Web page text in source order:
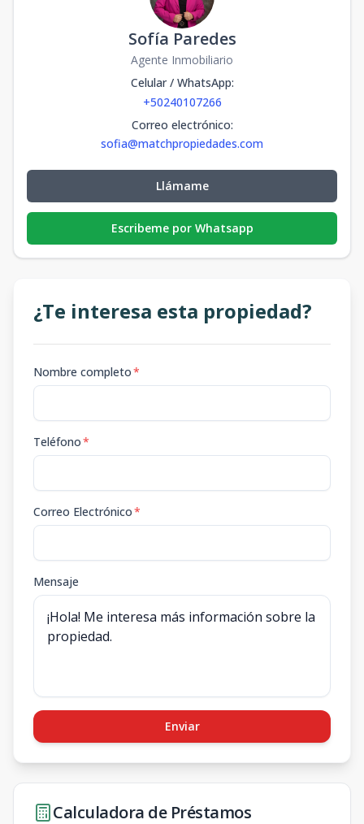
Sofía Paredes
Agente Inmobiliario
Celular / WhatsApp:
+50240107266
Correo electrónico:
sofia@matchpropiedades.com
Llámame
Escribeme por Whatsapp
¿Te interesa esta propiedad?
Nombre completo*
Teléfono*
Correo Electrónico*
Mensaje
Enviar
Calculadora de Préstamos